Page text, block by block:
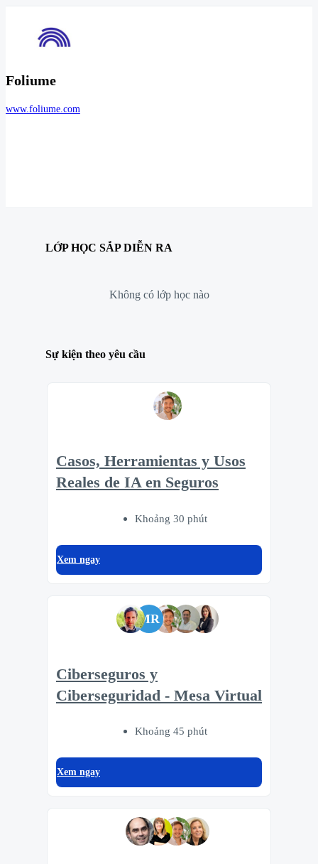
Foliume
www.foliume.com
LỚP HỌC SẮP DIỄN RA
Không có lớp học nào
Sự kiện theo yêu cầu
Casos, Herramientas y Usos
Reales de IA en Seguros
Khoảng 30 phút
Xem ngay
MR
Ciberseguros y
Ciberseguridad - Mesa Virtual
Khoảng 45 phút
Xem ngay